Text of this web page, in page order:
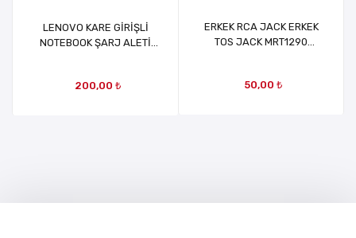
LENOVO KARE GİRİŞLİ
NOTEBOOK ŞARJ ALETİ
200,00 ₺
ERKEK RCA JACK ERKEK
TOS JACK MRT1290
50,00 ₺